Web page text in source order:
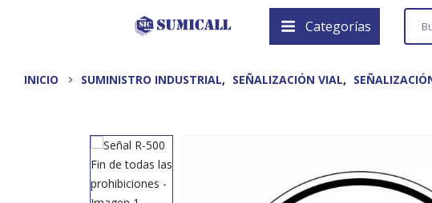
Categorías
INICIO SUMINISTRO INDUSTRIAL, SEÑALIZACIÓN VIAL,